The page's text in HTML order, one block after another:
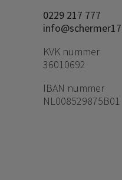
0229 217 777
KVK nummer
36010692
IBAN nummer
NL008529875B01